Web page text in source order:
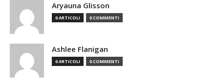
Aryauna Glisson
0 ARTICOLI 0 COMMENTI
Ashlee Flanigan
0 ARTICOLI 0 COMMENTI